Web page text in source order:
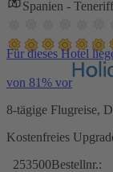
Spanien -
Für dieses Hotel
von 81% vor
8-tägige Flugreise,
Kostenfreies
253500Bestellnr.: